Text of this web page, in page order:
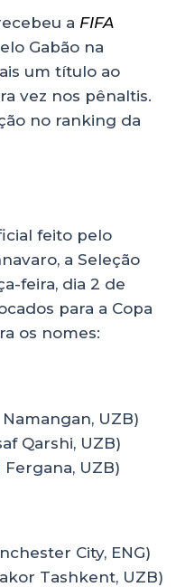
a FIFA
Gabão na
um título ao
vez nos pênaltis.
no ranking da
feito pelo
a Seleção
feira, dia 2 de
para a Copa
os nomes:
UZB)
Qarshi, UZB)
UZB)
City, ENG)
Tashkent, UZB)